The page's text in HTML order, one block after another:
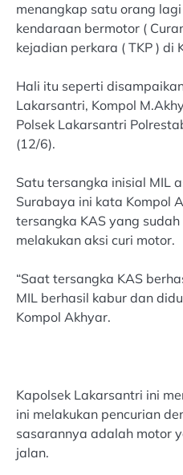
menangkap satu orang
kendaraan bermotor (
kejadian perkara ( TKP ) di
Hali itu seperti
Lakarsantri, Kompol
Polsek Lakarsantri
(12/6).
Satu tersangka inisial MIL
Surabaya ini kata Kompol
tersangka KAS yang
melakukan aksi curi motor.
“Saat tersangka KAS
MIL berhasil kabur dan
Kompol Akhyar.
Kapolsek Lakarsantri ini
ini melakukan pencurian
sasarannya adalah motor
jalan.